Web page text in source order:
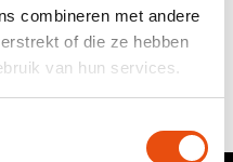
combineren met andere
of die ze hebben
van hun services.
Wij kunnen deze tassen
thema bedrukken, dus